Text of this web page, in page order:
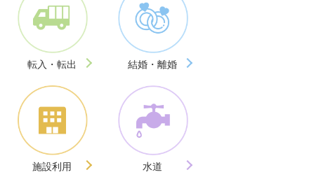
転入・転出 結婚・離婚
施設利用 水道